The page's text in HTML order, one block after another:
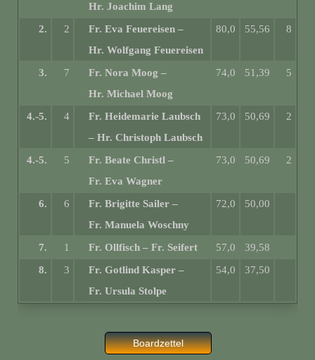
Hr. Joachim Lang
2. 2 Fr. Eva Feuereisen –
Hr. Wolfgang Feuereisen
80,0 55,56 8
3. 7 Fr. Nora Moog –
Hr. Michael Moog
74,0 51,39 5
4.-5. 4
Fr. Heidemarie Laubsch
– Hr. Christoph Laubsch
73,0 50,69 2
4.-5. 5 Fr. Beate Christl –
Fr. Eva Wagner
73,0 50,69 2
6. 6 Fr. Brigitte Sailer –
Fr. Manuela Woschny
72,0 50,00
7. 1 Fr. Ollfisch – Fr. Seifert 57,0
39,58
8.
3 Fr. Gotlind Kasper –
Fr. Ursula Stolpe
54,0 37,50
Boardzettel